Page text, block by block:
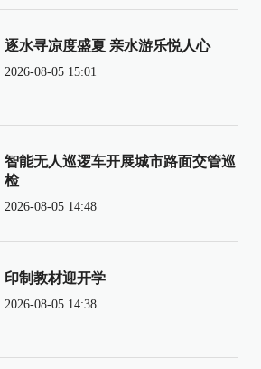
逐水寻凉度盛夏 亲水游乐悦人心
2026-08-05 15:01
智能无人巡逻车开展城市路面交管巡
检
2026-08-05 14:48
印制教材迎开学
2026-08-05 14:38